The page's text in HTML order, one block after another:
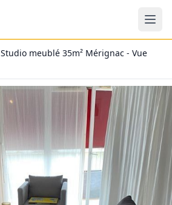
Studio meublé 35m² Mérignac - Vue